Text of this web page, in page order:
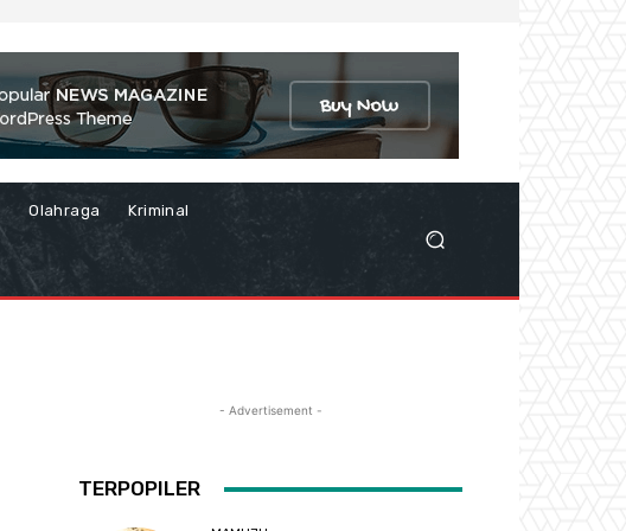
Olahraga Kriminal
- Advertisement -
TERPOPILER